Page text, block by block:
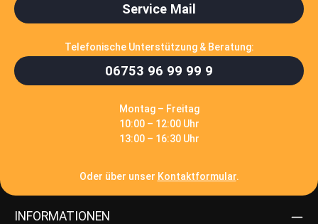
Service Mail
Telefonische Unterstützung & Beratung:
06753 96 99 99 9
Montag – Freitag
10:00 – 12:00 Uhr
13:00 – 16:30 Uhr
Oder über unser Kontaktformular.
INFORMATIONEN